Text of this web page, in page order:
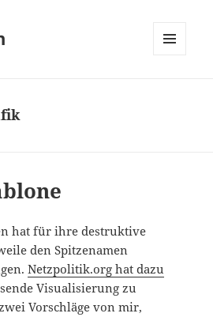
hat für ihre destruktive
den Spitzenamen
Netzpolitik.org hat dazu
Visualisierung zu
Vorschläge von mir,